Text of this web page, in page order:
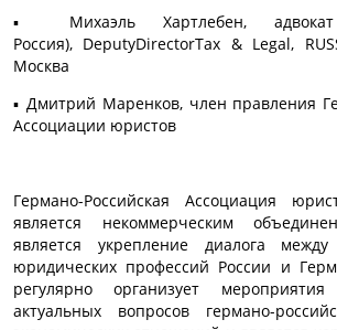
▪ Михаэль Хартлебен,
Россия), DeputyDirectorTax & Legal,
Москва
▪ Дмитрий Маренков, член правления
Ассоциации юристов
Германо-Российская Ассоциация
является некоммерческим
является укрепление диалога между
юридических профессий России и
регулярно организует
актуальных вопросов германо-